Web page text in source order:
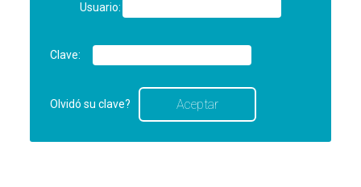
Usuario:
Clave:
Olvidó su clave?